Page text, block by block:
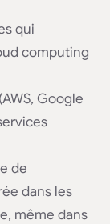
qui
computing
(AWS, Google
de
dans les
même dans